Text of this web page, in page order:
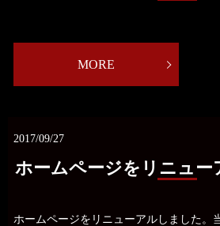
MORE
2017/09/27
ホームページをリニュー
ホームページをリニューアルしました。